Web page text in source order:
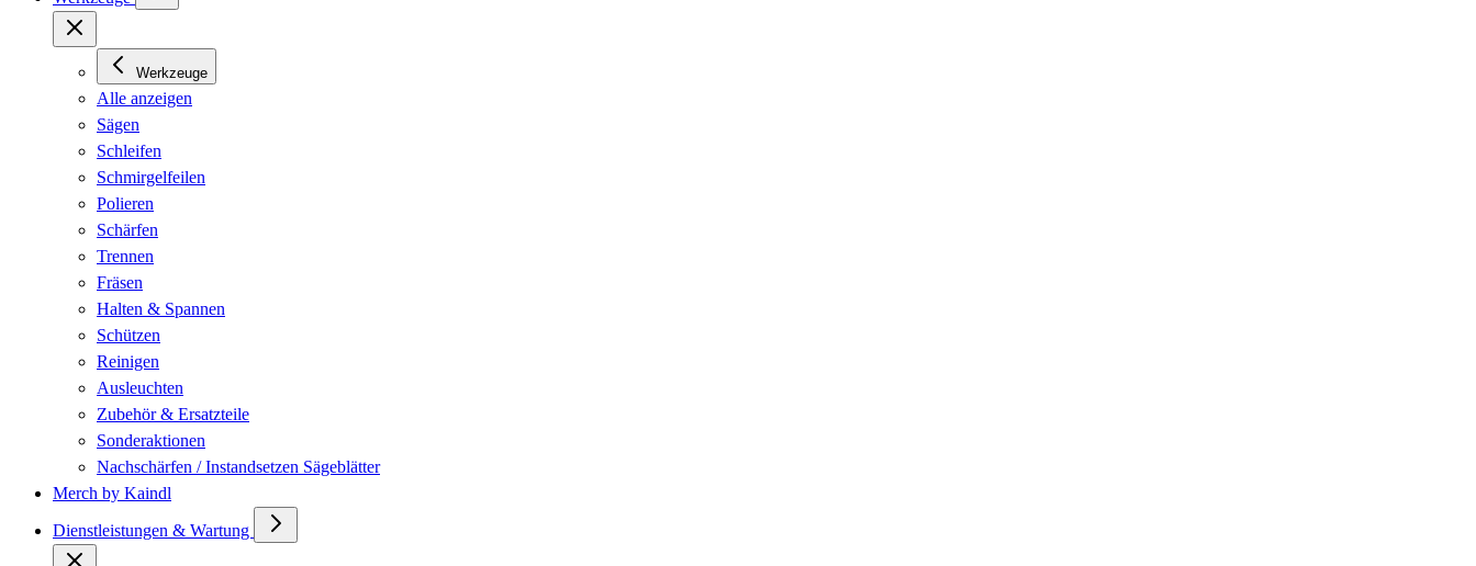
Werkzeuge
Alle anzeigen
Sägen
Schleifen
Schmirgelfeilen
Polieren
Schärfen
Trennen
Fräsen
Halten & Spannen
Schützen
Reinigen
Ausleuchten
Zubehör & Ersatzteile
Sonderaktionen
Nachschärfen / Instandsetzen Sägeblätter
Merch by Kaindl
Dienstleistungen & Wartung